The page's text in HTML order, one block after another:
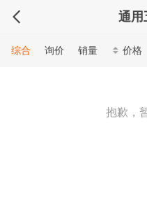
通用
综合 询价 销量 价格
抱歉，